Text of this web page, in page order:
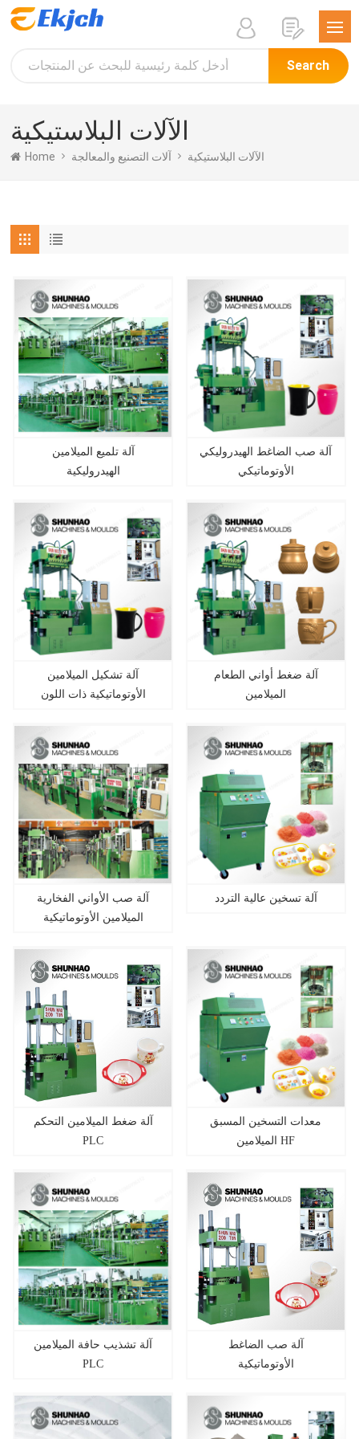
Search
الآلات البلاستيكية
Home آلات التصنيع والمعالجة الآلات البلاستيكية
آلة تلميع الميلامين
الهيدروليكية
آلة صب الضاغط الهيدروليكي
الأوتوماتيكي
آلة تشكيل الميلامين
الأوتوماتيكية ذات اللون
آلة ضغط أواني الطعام
الميلامين
آلة صب الأواني الفخارية
الميلامين الأوتوماتيكية
آلة تسخين عالية التردد
آلة ضغط الميلامين التحكم
PLC
معدات التسخين المسبق
الميلامين HF
آلة تشذيب حافة الميلامين
PLC
آلة صب الضاغط
الأوتوماتيكية